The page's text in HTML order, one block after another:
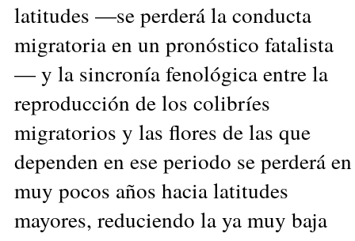
latitudes —se perderá la conducta
migratoria en un pronóstico fatalista
— y la sincronía fenológica entre la
reproducción de los colibríes
migratorios y las flores de las que
dependen en ese periodo se perderá en
muy pocos años hacia latitudes
mayores, reduciendo la ya muy baja